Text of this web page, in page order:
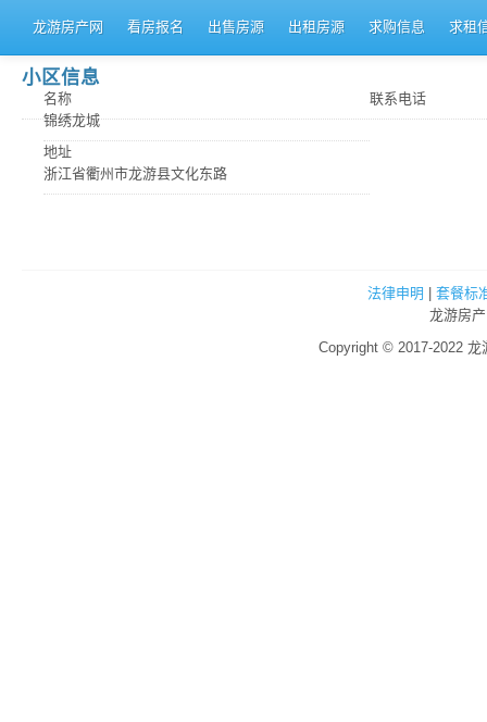
龙游房产网 看房报名 出售房源 出租房源 求购信息 求租
小区信息
名称
锦绣龙城
地址
浙江省衢州市龙游县文化东路
联系电话
法律申明
套餐标
龙游房
Copyright © 2017-2022